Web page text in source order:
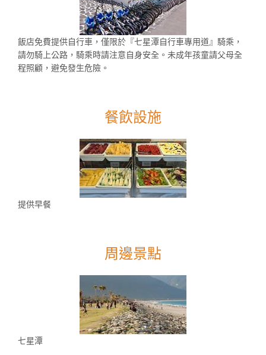
飯店免費提供自行車，僅限於『七星潭自行車專用道』騎乘，
請勿騎上公路，騎乘時請注意自身安全。未成年孩童請父母全
程照顧，避免發生危險。
餐飲設施
提供早餐
周邊景點
七星潭